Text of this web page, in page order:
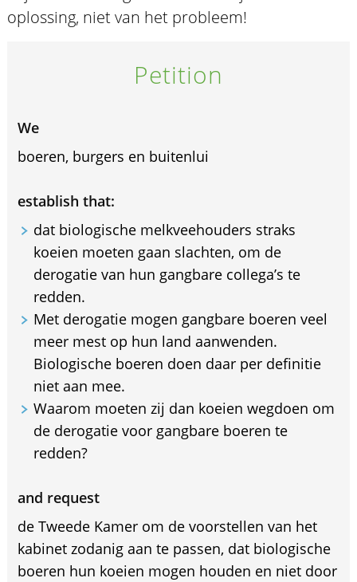
oplossing, niet van het probleem!
Petition
We
boeren, burgers en buitenlui
establish that:
dat biologische melkveehouders straks
koeien moeten gaan slachten, om de
derogatie van hun gangbare collega’s te
redden.
Met derogatie mogen gangbare boeren veel
meer mest op hun land aanwenden.
Biologische boeren doen daar per definitie
niet aan mee.
Waarom moeten zij dan koeien wegdoen om
de derogatie voor gangbare boeren te
redden?
and request
de Tweede Kamer om de voorstellen van het
kabinet zodanig aan te passen, dat biologische
boeren hun koeien mogen houden en niet door